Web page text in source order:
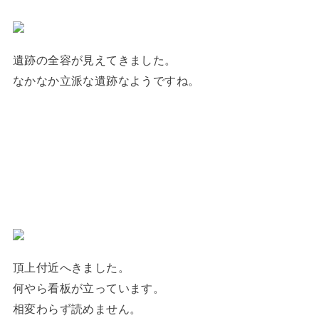
遺跡の全容が見えてきました。
なかなか立派な遺跡なようですね。
頂上付近へきました。
何やら看板が立っています。
相変わらず読めません。